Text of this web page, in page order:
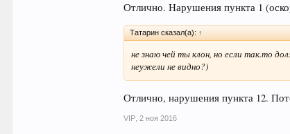
Отлично. Нарушения пункта 1
Татарин сказал(а): ↑
не знаю чей ты клон, но если так.то
неужели не видно?)
Отлично, нарушения пункта 12.
VIP 2 ноя 2016